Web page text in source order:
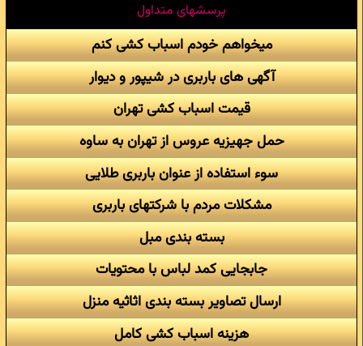
پرسشهای متداول
میخواهم خودم اسباب کشی کنم
آگهی های باربری در شیپور و دیوار
قیمت اسباب کشی تهران
حمل جهیزیه عروس از تهران به ساوه
سوء استفاده از عنوان باربری طلایی
مشکلات مردم با شرکتهای باربری
بسته بندی مبل
جابجایی کمد لباس با محتویات
ارسال تصاویر بسته بندی اثاثیه منزل
هزینه اسباب کشی کامل